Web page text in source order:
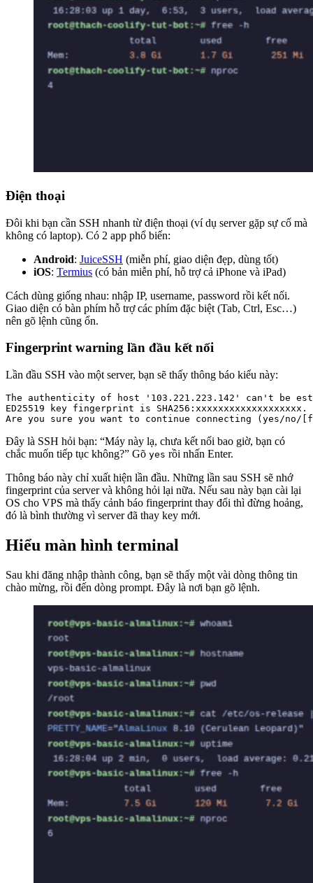
Điện thoại
Đôi khi bạn cần SSH nhanh từ điện thoại (ví dụ server gặp sự cố mà
không có laptop). Có 2 app phổ biến:
Android: JuiceSSH (miễn phí, giao diện đẹp, dùng tốt)
iOS: Termius (có bản miễn phí, hỗ trợ cả iPhone và iPad)
Cách dùng giống nhau: nhập IP, username, password rồi kết nối.
Giao diện có bàn phím hỗ trợ các phím đặc biệt (Tab, Ctrl, Esc…)
nên gõ lệnh cũng ổn.
Fingerprint warning lần đầu kết nối
Lần đầu SSH vào một server, bạn sẽ thấy thông báo kiểu này:
The authenticity of host '103.221.223.142' can't be
ED25519 key fingerprint is SHA256:xxxxxxxxxxxxxxxxxxx.
Are you sure you want to continue connecting (yes/
Đây là SSH hỏi bạn: “Máy này lạ, chưa kết nối bao giờ, bạn có
chắc muốn tiếp tục không?” Gõ yes rồi nhấn Enter.
Thông báo này chỉ xuất hiện lần đầu. Những lần sau SSH sẽ nhớ
fingerprint của server và không hỏi lại nữa. Nếu sau này bạn cài lại
OS cho VPS mà thấy cảnh báo fingerprint thay đổi thì đừng hoảng,
đó là bình thường vì server đã thay key mới.
Hiểu màn hình terminal
Sau khi đăng nhập thành công, bạn sẽ thấy một vài dòng thông tin
chào mừng, rồi đến dòng prompt. Đây là nơi bạn gõ lệnh.